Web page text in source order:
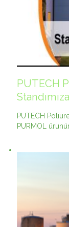
PUTECH
PUTECH
PURMOL